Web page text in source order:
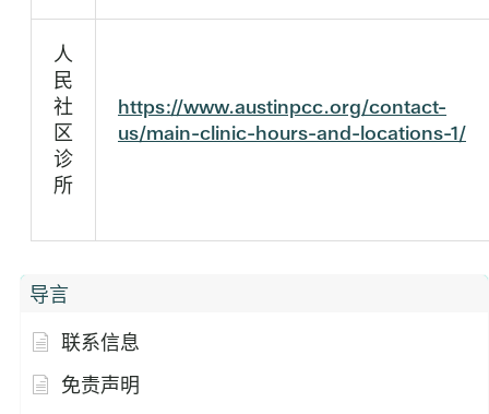
导言
联系信息
免责声明
人
民
社
区
诊
所
https://www.austinpcc.org/contact-
us/main-clinic-hours-and-locations-1/